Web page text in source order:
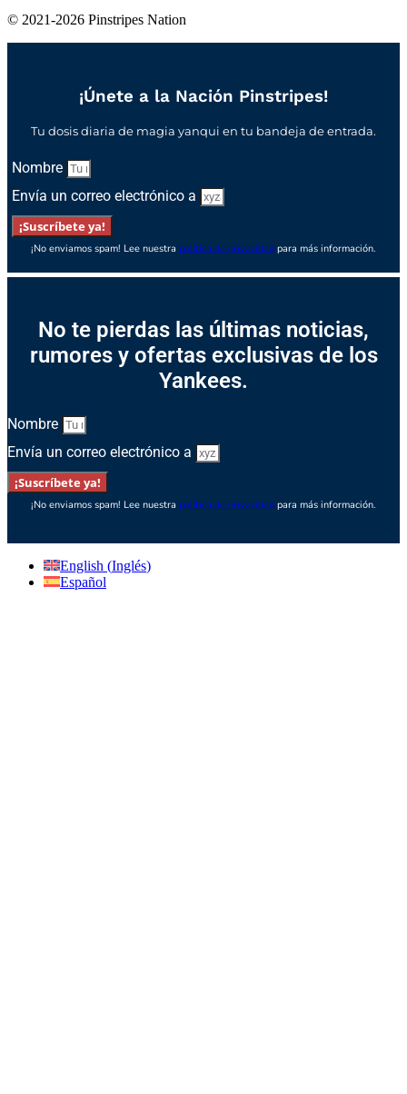
© 2021-2026 Pinstripes Nation
¡Únete a la Nación Pinstripes!
Tu dosis diaria de magia yanqui en tu bandeja de entrada.
Nombre
Envía un correo electrónico a
¡Suscríbete ya!
¡No enviamos spam! Lee nuestra política de privacidad para más información.
No te pierdas las últimas noticias,
rumores y ofertas exclusivas de los
Yankees.
Nombre
Envía un correo electrónico a
¡Suscríbete ya!
¡No enviamos spam! Lee nuestra política de privacidad para más información.
English (Inglés)
Español